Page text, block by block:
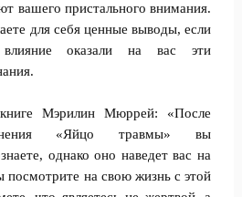
вашего пристального внимания.
для себя ценные выводы, если
влияние оказали на вас эти
Мэрилин Мюррей: «После
«Яйцо травмы» вы
однако оно наведет вас на
на свою жизнь с этой